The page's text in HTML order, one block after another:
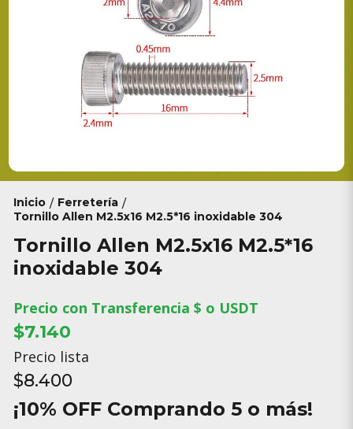
Inicio / Ferretería /
Tornillo Allen M2.5x16 M2.5*16 inoxidable 304
Tornillo Allen M2.5x16 M2.5*16
inoxidable 304
Precio con Transferencia $ o USDT
$7.140
Precio lista
$8.400
¡10% OFF Comprando 5 o más!